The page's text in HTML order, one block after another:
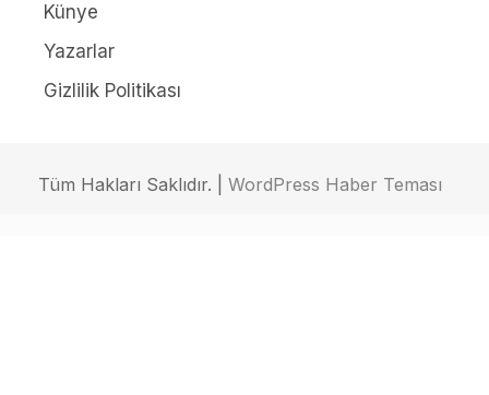
Künye
Yazarlar
Gizlilik Politikası
Tüm Hakları Saklıdır. | WordPress Haber Teması